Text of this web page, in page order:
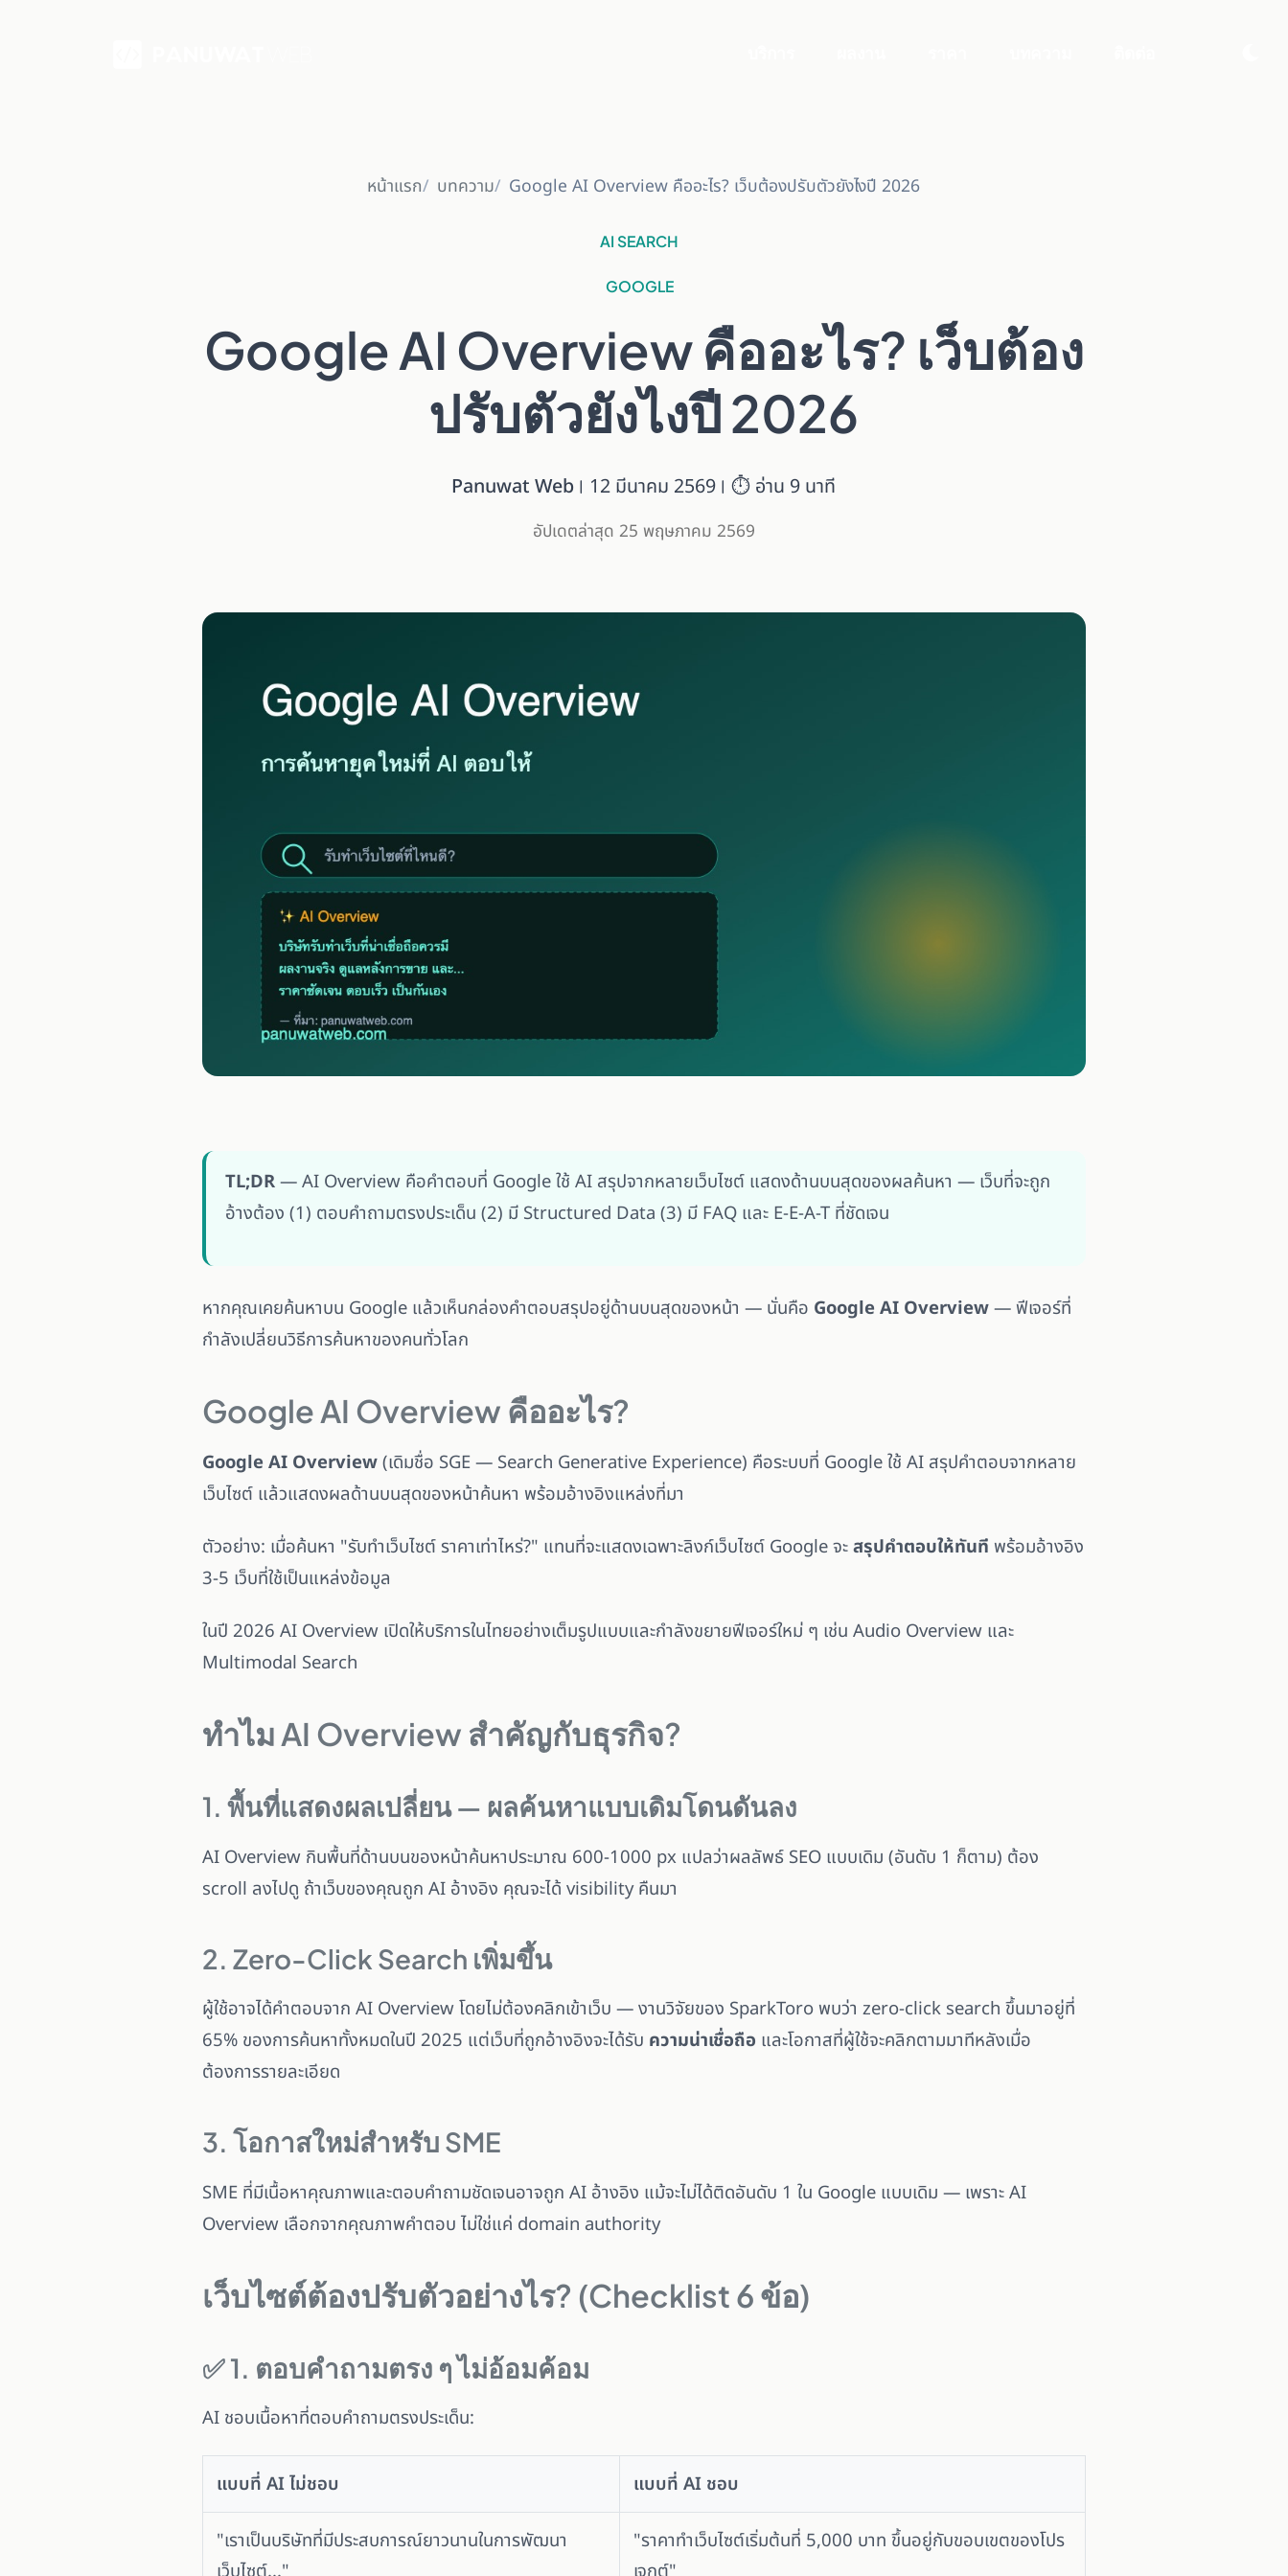
หน้าแรก บทความ Google AI Overview คืออะไร? เว็บต้องปรับตัวยังไงปี 2026
AI SEARCH
GOOGLE
Google AI Overview คืออะไร? เว็บต้อง
ปรับตัวยังไงปี 2026
Panuwat Web 12 มีนาคม 2569 ⏱ อ่าน 9 นาที
อัปเดตล่าสุด 25 พฤษภาคม 2569
TL;DR— AI Overview คือคำตอบที่ Google ใช้ AI สรุปจากหลายเว็บไซต์ แสดงด้านบนสุดของผลค้นหา — เว็บที่จะถูก
อ้างต้อง (1) ตอบคำถามตรงประเด็น (2) มี Structured Data (3) มี FAQ และ E-E-A-T ที่ชัดเจน
หากคุณเคยค้นหาบน Google แล้วเห็นกล่องคำตอบสรุปอยู่ด้านบนสุดของหน้า — นั่นคือ Google AI Overview— ฟีเจอร์ที่
กำลังเปลี่ยนวิธีการค้นหาของคนทั่วโลก
Google AI Overview คืออะไร?
Google AI Overview(เดิมชื่อ SGE — Search Generative Experience) คือระบบที่ Google ใช้ AI สรุปคำตอบจากหลาย
เว็บไซต์ แล้วแสดงผลด้านบนสุดของหน้าค้นหา พร้อมอ้างอิงแหล่งที่มา
ตัวอย่าง: เมื่อค้นหา "รับทำเว็บไซต์ ราคาเท่าไหร่?" แทนที่จะแสดงเฉพาะลิงก์เว็บไซต์ Google จะสรุปคำตอบให้ทันที พร้อมอ้างอิง
3-5 เว็บที่ใช้เป็นแหล่งข้อมูล
ในปี 2026 AI Overview เปิดให้บริการในไทยอย่างเต็มรูปแบบและกำลังขยายฟีเจอร์ใหม่ ๆ เช่น Audio Overview และ
Multimodal Search
ทำไม AI Overview สำคัญกับธุรกิจ?
1. พื้นที่แสดงผลเปลี่ยน — ผลค้นหาแบบเดิมโดนดันลง
AI Overview กินพื้นที่ด้านบนของหน้าค้นหาประมาณ 600-1000 px แปลว่าผลลัพธ์ SEO แบบเดิม (อันดับ 1 ก็ตาม) ต้อง
scroll ลงไปดู ถ้าเว็บของคุณถูก AI อ้างอิง คุณจะได้ visibility คืนมา
2. Zero-Click Search เพิ่มขึ้น
ผู้ใช้อาจได้คำตอบจาก AI Overview โดยไม่ต้องคลิกเข้าเว็บ — งานวิจัยของ SparkToro พบว่า zero-click search ขึ้นมาอยู่ที่
65% ของการค้นหาทั้งหมดในปี 2025 แต่เว็บที่ถูกอ้างอิงจะได้รับ ความน่าเชื่อถือ และโอกาสที่ผู้ใช้จะคลิกตามมาทีหลังเมื่อ
ต้องการรายละเอียด
3. โอกาสใหม่สำหรับ SME
SME ที่มีเนื้อหาคุณภาพและตอบคำถามชัดเจนอาจถูก AI อ้างอิง แม้จะไม่ได้ติดอันดับ 1 ใน Google แบบเดิม — เพราะ AI
Overview เลือกจากคุณภาพคำตอบ ไม่ใช่แค่ domain authority
เว็บไซต์ต้องปรับตัวอย่างไร? (Checklist 6 ข้อ)
✅ 1. ตอบคำถามตรง ๆ ไม่อ้อมค้อม
AI ชอบเนื้อหาที่ตอบคำถามตรงประเด็น:
แบบที่ AI ไม่ชอบ แบบที่ AI ชอบ
"เราเป็นบริษัทที่มีประสบการณ์ยาวนานในการพัฒนา
"ราคาทำเว็บไซต์เริ่มต้นที่ 5,000 บาท ขึ้นอยู่กับขอบเขตของโปร